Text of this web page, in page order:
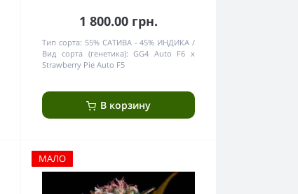
1 800.00 грн.
Тип сорта: 55% САТИВА - 45% ИНДИКА
Вид сорта (генетика): GG4 Auto F6 x
Strawberry Pie Auto F5
В корзину
МАЛО